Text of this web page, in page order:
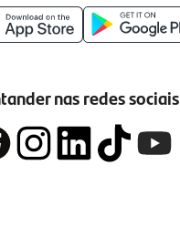
nas redes sociais